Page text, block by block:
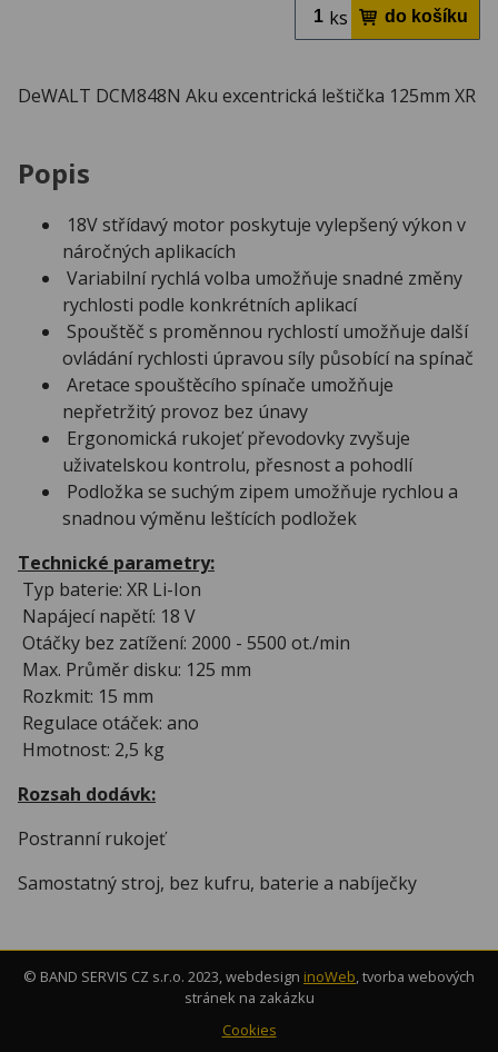
ks
DeWALT DCM848N Aku excentrická leštička 125mm XR
Popis
18V střídavý motor poskytuje vylepšený výkon v
náročných aplikacích
Variabilní rychlá volba umožňuje snadné změny
rychlosti podle konkrétních aplikací
Spouštěč s proměnnou rychlostí umožňuje další
ovládání rychlosti úpravou síly působící na spínač
Aretace spouštěcího spínače umožňuje
nepřetržitý provoz bez únavy
Ergonomická rukojeť převodovky zvyšuje
uživatelskou kontrolu, přesnost a pohodlí
Podložka se suchým zipem umožňuje rychlou a
snadnou výměnu leštících podložek
Technické parametry:
Typ baterie: XR Li-Ion
Napájecí napětí: 18 V
Otáčky bez zatížení: 2000 - 5500 ot./min
Max. Průměr disku: 125 mm
Rozkmit: 15 mm
Regulace otáček: ano
Hmotnost: 2,5 kg
Rozsah dodávk:
Postranní rukojeť
Samostatný stroj, bez kufru, baterie a nabíječky
© BAND SERVIS CZ s.r.o. 2023, webdesign inoWeb, tvorba webových
stránek na zakázku
Cookies